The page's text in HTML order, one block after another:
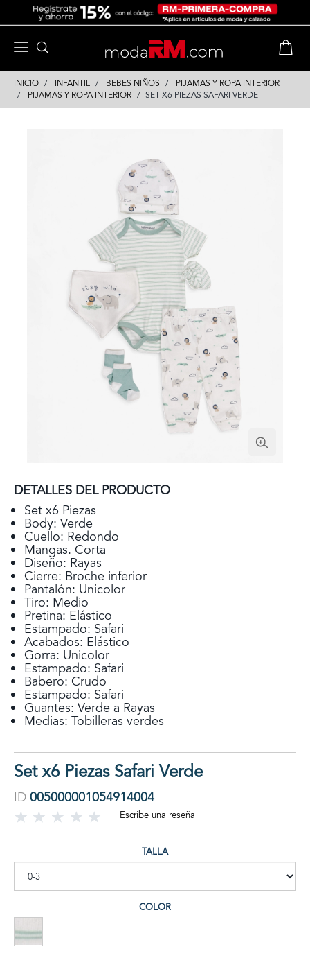
INICIO INFANTIL BEBES NIÑOS
PIJAMAS Y ROPA INTERIOR
PIJAMAS Y ROPA INTERIOR
SET X6 PIEZAS SAFARI VERDE
DETALLES DEL PRODUCTO
Set x6 Piezas
Body: Verde
Cuello: Redondo
Mangas. Corta
Diseño: Rayas
Cierre: Broche inferior
Pantalón: Unicolor
Tiro: Medio
Pretina: Elástico
Estampado: Safari
Acabados: Elástico
Gorra: Unicolor
Estampado: Safari
Babero: Crudo
Estampado: Safari
Guantes: Verde a Rayas
Medias: Tobilleras verdes
Set x6 Piezas Safari Verde
ID 005000001054914004
Escribe una reseña
TALLA
COLOR